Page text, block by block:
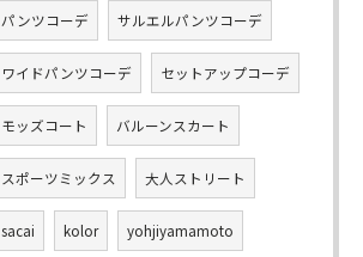
パンツコーデ サルエルパンツコーデ
ワイドパンツコーデ セットアップコーデ
モッズコート バルーンスカート
スポーツミックス 大人ストリート
sacai kolor yohjiyamamoto